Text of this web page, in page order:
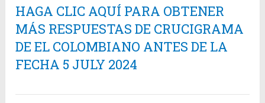
HAGA CLIC AQUÍ PARA OBTENER
MÁS RESPUESTAS DE CRUCIGRAMA
DE EL COLOMBIANO ANTES DE LA
FECHA 5 JULY 2024